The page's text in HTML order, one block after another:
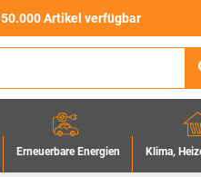
Artikel verfügbar
Erneuerbare Energien Klima,